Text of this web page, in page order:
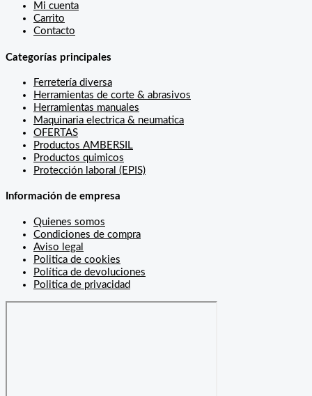
Mi cuenta
Carrito
Contacto
Categorías principales
Ferretería diversa
Herramientas de corte & abrasivos
Herramientas manuales
Maquinaria electrica & neumatica
OFERTAS
Productos AMBERSIL
Productos quimicos
Protección laboral (EPIS)
Información de empresa
Quienes somos
Condiciones de compra
Aviso legal
Politica de cookies
Política de devoluciones
Politica de privacidad